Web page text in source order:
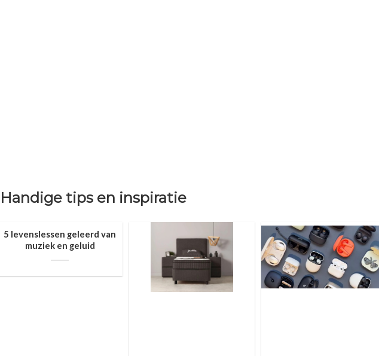
Handige tips en inspiratie
5 levenslessen geleerd van
muziek en geluid